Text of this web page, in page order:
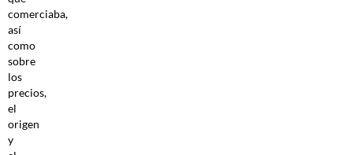
comerciaba,
así
como
sobre
los
precios,
el
origen
y